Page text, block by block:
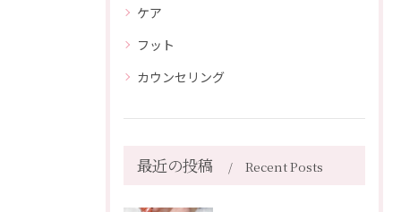
ケア
フット
カウンセリング
最近の投稿 Recent Posts